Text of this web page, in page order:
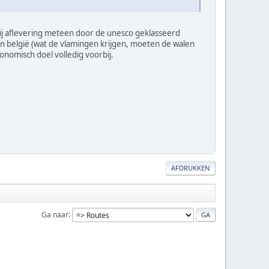
aflevering meteen door de unesco geklasseerd
belgië (wat de vlamingen krijgen, moeten de walen
doel volledig voorbij.
AFDRUKKEN
Ga naar